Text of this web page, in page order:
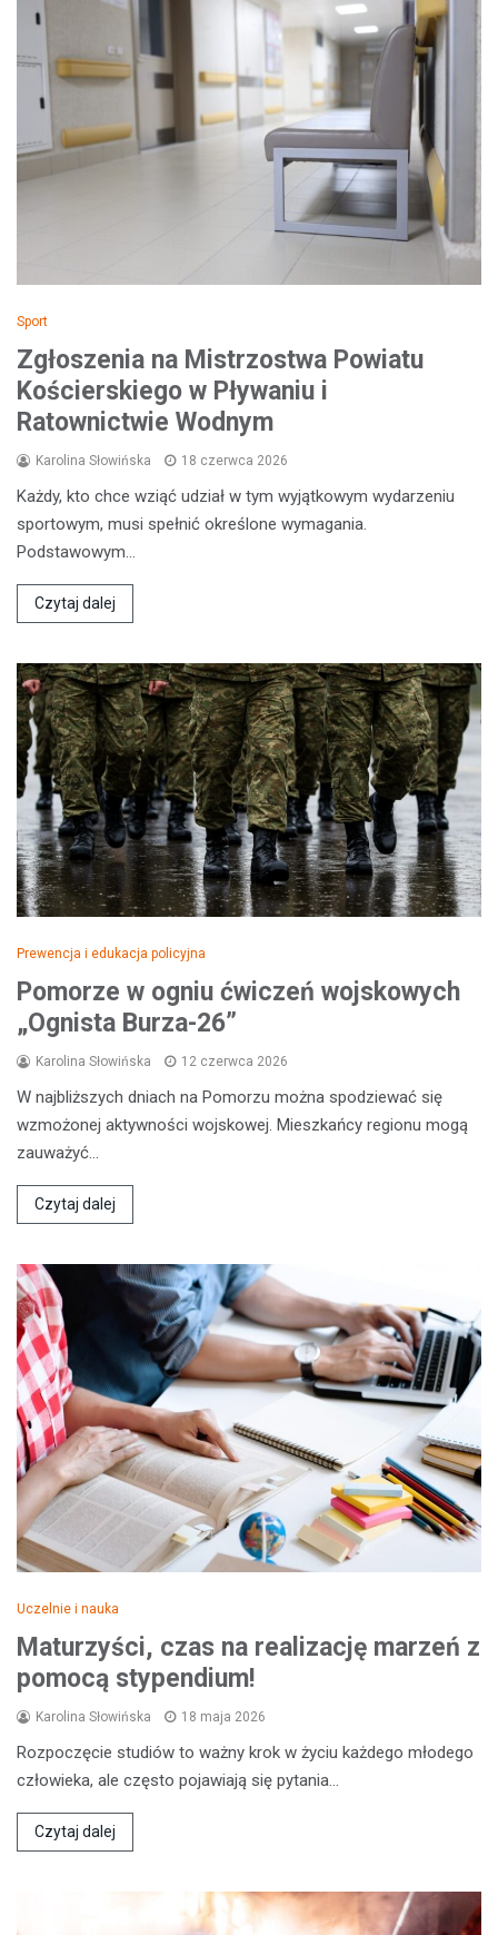
Sport
Zgłoszenia na Mistrzostwa Powiatu
Kościerskiego w Pływaniu i
Ratownictwie Wodnym
Karolina Słowińska 18 czerwca 2026
Każdy, kto chce wziąć udział w tym wyjątkowym wydarzeniu
sportowym, musi spełnić określone wymagania.
Podstawowym…
Czytaj dalej
Prewencja i edukacja policyjna
Pomorze w ogniu ćwiczeń wojskowych
„Ognista Burza-26”
Karolina Słowińska 12 czerwca 2026
W najbliższych dniach na Pomorzu można spodziewać się
wzmożonej aktywności wojskowej. Mieszkańcy regionu mogą
zauważyć…
Czytaj dalej
Uczelnie i nauka
Maturzyści, czas na realizację marzeń z
pomocą stypendium!
Karolina Słowińska 18 maja 2026
Rozpoczęcie studiów to ważny krok w życiu każdego młodego
człowieka, ale często pojawiają się pytania…
Czytaj dalej